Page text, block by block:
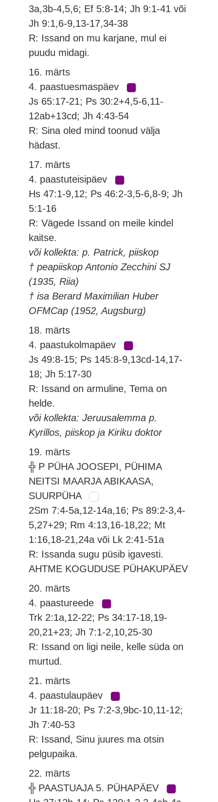
3a,3b-4,5,6; Ef 5:8-14; Jh 9:1-41 või
Jh 9:1,6-9,13-17,34-38
R: Issand on mu karjane, mul ei
puudu midagi.
16. märts
4. paastuesmaspäev
Js 65:17-21; Ps 30:2+4,5-6,11-
12ab+13cd; Jh 4:43-54
R: Sina oled mind toonud välja
hädast.
17. märts
4. paastuteisipäev
Hs 47:1-9,12; Ps 46:2-3,5-6,8-9; Jh
5:1-16
R: Vägede Issand on meile kindel
kaitse.
või kollekta: p. Patrick, piiskop
† peapiiskop Antonio Zecchini SJ
(1935, Riia)
† isa Berard Maximilian Huber
OFMCap (1952, Augsburg)
18. märts
4. paastukolmapäev
Js 49:8-15; Ps 145:8-9,13cd-14,17-
18; Jh 5:17-30
R: Issand on armuline, Tema on
helde.
või kollekta: Jeruusalemma p.
Kyrillos, piiskop ja Kiriku doktor
19. märts
╬ P PÜHA JOOSEPI, PÜHIMA
NEITSI MAARJA ABIKAASA,
SUURPÜHA
2Sm 7:4-5a,12-14a,16; Ps 89:2-3,4-
5,27+29; Rm 4:13,16-18,22; Mt
1:16,18-21,24a või Lk 2:41-51a
R: Issanda sugu püsib igavesti.
AHTME KOGUDUSE PÜHAKUPÄEV
20. märts
4. paastureede
Trk 2:1a,12-22; Ps 34:17-18,19-
20,21+23; Jh 7:1-2,10,25-30
R: Issand on ligi neile, kelle süda on
murtud.
21. märts
4. paastulaupäev
Jr 11:18-20; Ps 7:2-3,9bc-10,11-12;
Jh 7:40-53
R: Issand, Sinu juures ma otsin
pelgupaika.
22. märts
╬ PAASTUAJA 5. PÜHAPÄEV